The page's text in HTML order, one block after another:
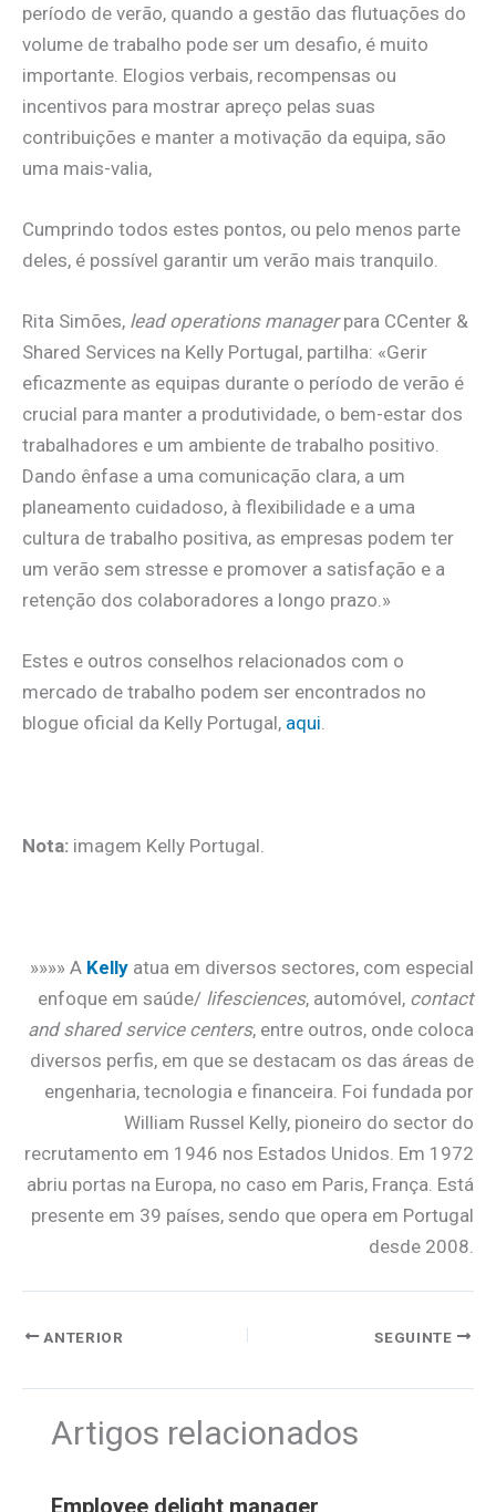
período de verão, quando a gestão das flutuações do
volume de trabalho pode ser um desafio, é muito
importante. Elogios verbais, recompensas ou
incentivos para mostrar apreço pelas suas
contribuições e manter a motivação da equipa, são
uma mais-valia,
Cumprindo todos estes pontos, ou pelo menos parte
deles, é possível garantir um verão mais tranquilo.
Rita Simões, lead operations managerpara CCenter &
Shared Services na Kelly Portugal, partilha: «Gerir
eficazmente as equipas durante o período de verão é
crucial para manter a produtividade, o bem-estar dos
trabalhadores e um ambiente de trabalho positivo.
Dando ênfase a uma comunicação clara, a um
planeamento cuidadoso, à flexibilidade e a uma
cultura de trabalho positiva, as empresas podem ter
um verão sem stresse e promover a satisfação e a
retenção dos colaboradores a longo prazo.»
Estes e outros conselhos relacionados com o
mercado de trabalho podem ser encontrados no
blogue oficial da Kelly Portugal, aqui.
Nota: imagem Kelly Portugal.
»»»» A Kelly atua em diversos sectores, com especial
enfoque em saúde/ lifesciences, automóvel, contact
and shared service centers, entre outros, onde coloca
diversos perfis, em que se destacam os das áreas de
engenharia, tecnologia e financeira. Foi fundada por
William Russel Kelly, pioneiro do sector do
recrutamento em 1946 nos Estados Unidos. Em 1972
abriu portas na Europa, no caso em Paris, França. Está
presente em 39 países, sendo que opera em Portugal
desde 2008.
ANTERIOR SEGUINTE
Artigos relacionados